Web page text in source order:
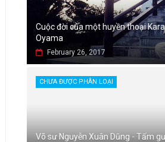
Cuộc đời của một huyền thoại
Oyama
February 26, 2017
CHƯA ĐƯỢC PHÂN LOẠI
Võ sư Nguyễn Xuân Dũng - Tấm